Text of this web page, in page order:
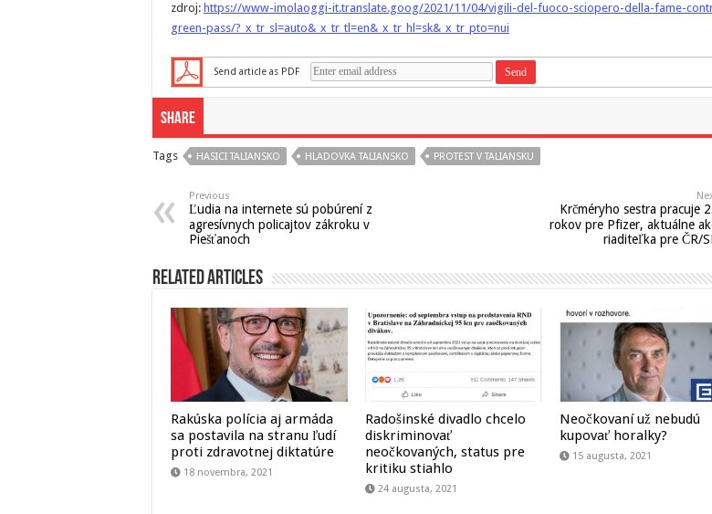
zdroj: https://www-imolaoggi-it.translate.goog/2021/11/04/vigili-del-fuoco-sciopero-della-fame-
green-pass/?_x_tr_sl=auto&_x_tr_tl=en&_x_tr_hl=sk&_x_tr_pto=nui
Send article as PDF
Share
Tags HASICI TALIANSKO HLADOVKA TALIANSKO PROTEST V TALIANSKU
Previous
Ľudia na internete sú pobúrení z
agresívnych policajtov zákroku v
Piešťanoch
Krčméryho sestra pracuje
rokov pre Pfizer, aktuálne
riaditeľka pre ČR/
Related Articles
Rakúska polícia aj armáda
sa postavila na stranu ľudí
proti zdravotnej diktatúre
18 novembra, 2021
Radošinské divadlo chcelo
diskriminovať
neočkovaných, status pre
kritiku stiahlo
24 augusta, 2021
Neočkovaní už nebudú
kupovať horalky?
15 augusta, 2021